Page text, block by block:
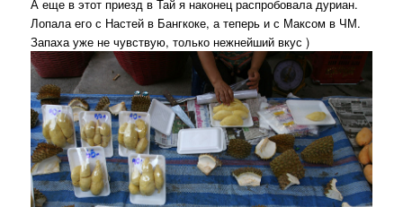
А еще в этот приезд в Тай я наконец распробовала дуриан.
Лопала его с Настей в Бангкоке, а теперь и с Максом в ЧМ.
Запаха уже не чувствую, только нежнейший вкус )